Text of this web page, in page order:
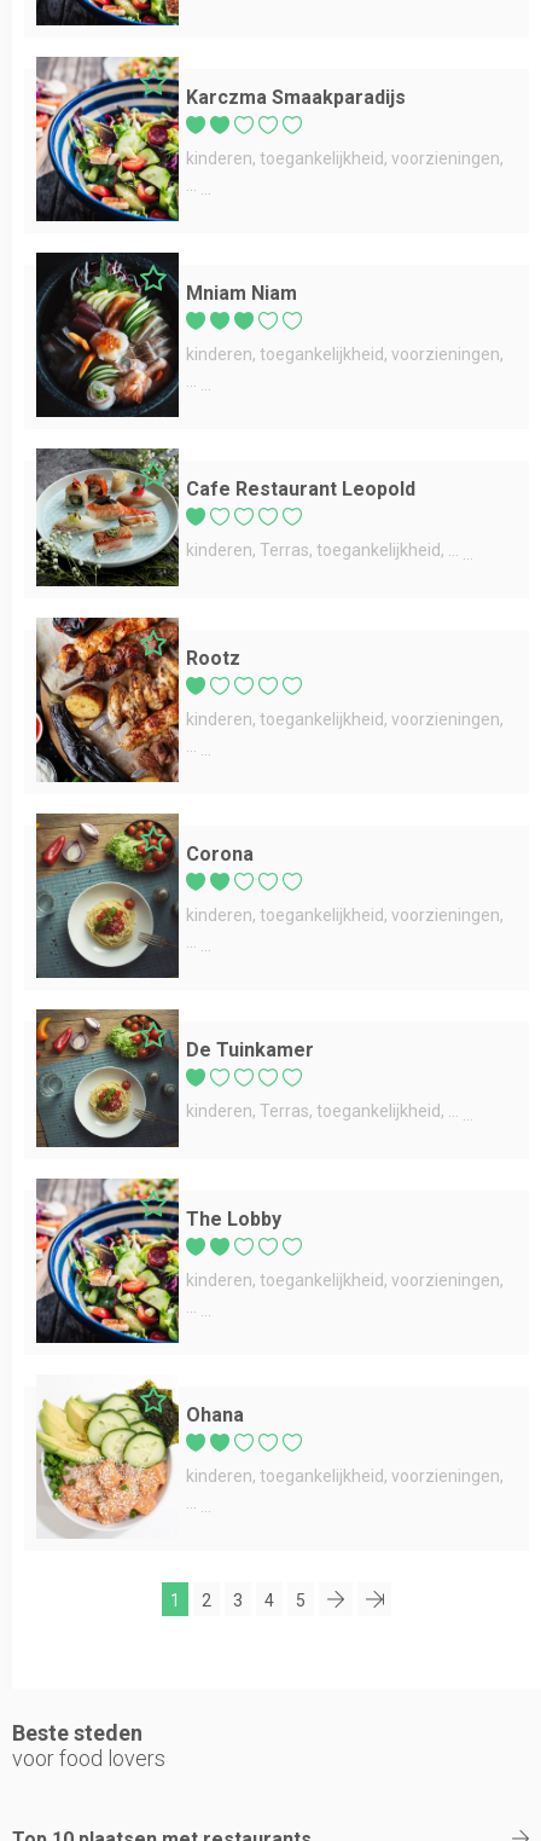
Karczma Smaakparadijs
kinderen toegankelijkheid voorzieningen
Mniam Niam
kinderen toegankelijkheid voorzieningen
Cafe Restaurant Leopold
kinderen Terras toegankelijkheid
Rootz
kinderen toegankelijkheid voorzieningen
Corona
kinderen toegankelijkheid voorzieningen
De Tuinkamer
kinderen Terras toegankelijkheid
The Lobby
kinderen toegankelijkheid voorzieningen
Ohana
kinderen toegankelijkheid voorzieningen
1 2 3 4 5
Beste steden
voor food lovers